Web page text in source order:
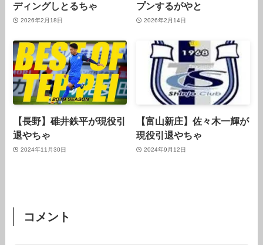
ディングしとるちゃ
2026年2月18日
プンするがやと
2026年2月14日
【長野】碓井鉄平が現役引
退やちゃ
2024年11月30日
【富山新庄】佐々木一輝が
現役引退やちゃ
2024年9月12日
コメント